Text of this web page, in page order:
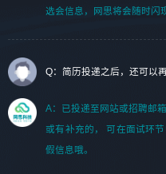
选会信息，网思将会随时闪
Q：简历投递之后，还可以
A：已投递至网站或招聘邮
或有补充的， 可在面试环
假信息哦。